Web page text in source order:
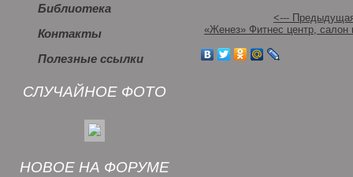
Библиотека
Контакты
Полезные ссылки
СЛУЧАЙНОЕ ФОТО
НОВОЕ НА ФОРУМЕ
<---
«Женез» Фитнес центр, салон